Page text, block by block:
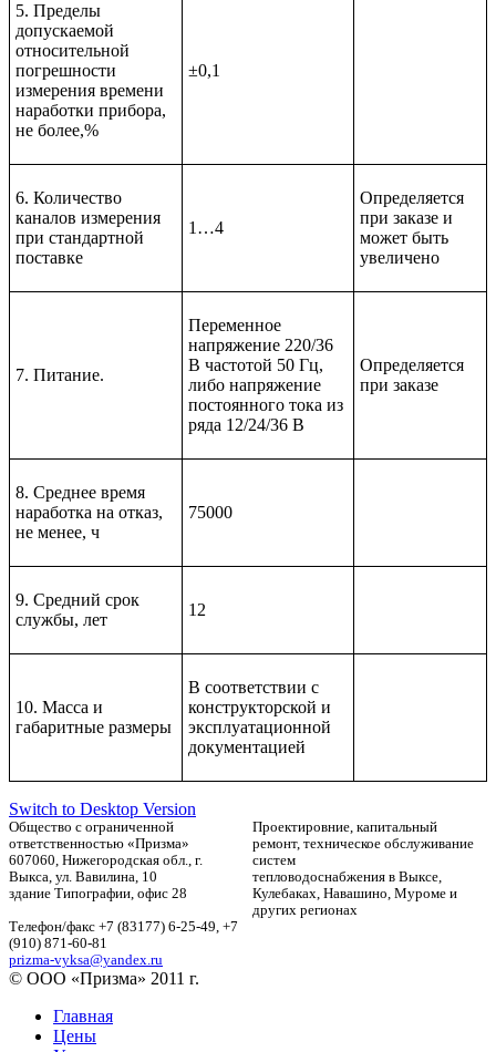
5. Пределы
допускаемой
относительной
погрешности
измерения времени
наработки прибора,
не более,%
±0,1
6. Количество
каналов измерения
при стандартной
поставке
1…4
Определяется
при заказе и
может быть
увеличено
7. Питание.
Переменное
напряжение 220/36
В частотой 50 Гц,
либо напряжение
постоянного тока из
ряда 12/24/36 В
Определяется
при заказе
8. Среднее время
наработка на отказ,
не менее, ч
75000
9. Средний срок
службы, лет
12
10. Масса и
габаритные размеры
В соответствии с
конструкторской и
эксплуатационной
документацией
Switch to Desktop Version
Общество с ограниченной
ответственностью «Призма»
607060, Нижегородская обл., г.
Выкса, ул. Вавилина, 10
здание Типографии, офис 28
Телефон/факс +7 (83177) 6-25-49, +7
(910) 871-60-81
prizma-vyksa@yandex.ru
Проектировние, капитальный
ремонт, техническое обслуживание
систем
тепловодоснабжения в Выксе,
Кулебаках, Навашино, Муроме и
других регионах
© OОО «Призма» 2011 г.
Главная
Цены